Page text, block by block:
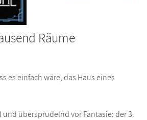
Räume
es einfach wäre, das Haus eines
übersprudelnd vor Fantasie: der 3.